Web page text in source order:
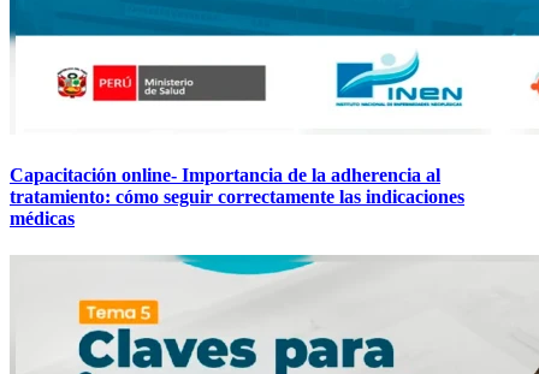
Capacitación online- Importancia de la adherencia al
tratamiento: cómo seguir correctamente las indicaciones
médicas